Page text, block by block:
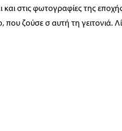
και στις φωτογραφίες της
που ζούσε σ αυτή τη γειτονιά.